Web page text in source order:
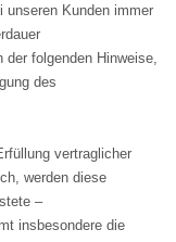
unseren Kunden immer
der folgenden Hinweise,
des
vertraglicher
werden diese
–
insbesondere die